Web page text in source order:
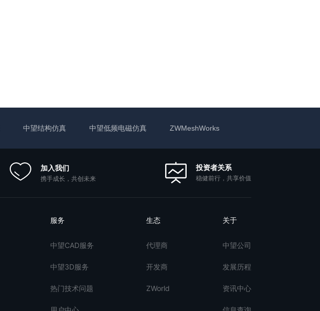
中望结构仿真 中望低频电磁仿真 ZWMeshWorks
加入我们
携手成长，共创未来
投资者关系
稳健前行，共享价值
服务
中望CAD服务
中望3D服务
热门技术问题
生态
代理商
开发商
ZWorld
关于
中望公司
发展历程
资讯中心